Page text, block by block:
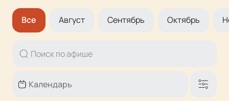
Все Август Сентябрь Октябрь